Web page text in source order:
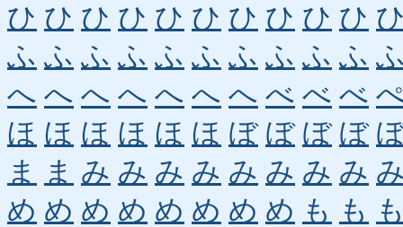
ひ ひ ひ ひ ひ ひ ひ ひ ひ ひ
ふ ふ ふ ふ ふ ふ ふ ふ ふ ふ
へ へ へ へ へ へ へ べ べ べ
ほ ほ ほ ほ ほ ほ ぼ ぼ ぼ ぼ
ま
ま み み み み み み み み
め め め め め め め め も も